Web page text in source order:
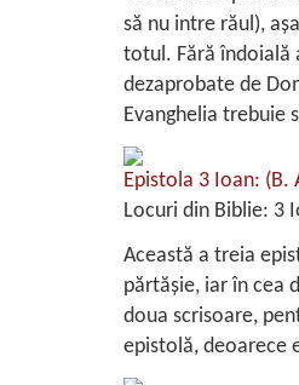
să nu intre răul),
totul. Fără îndoială
dezaprobate de
Evanghelia trebuie
Epistola 3 Ioan: (B.
Locuri din Biblie: 3
Această a treia
părtășie, iar în cea
doua scrisoare,
epistolă, deoarece